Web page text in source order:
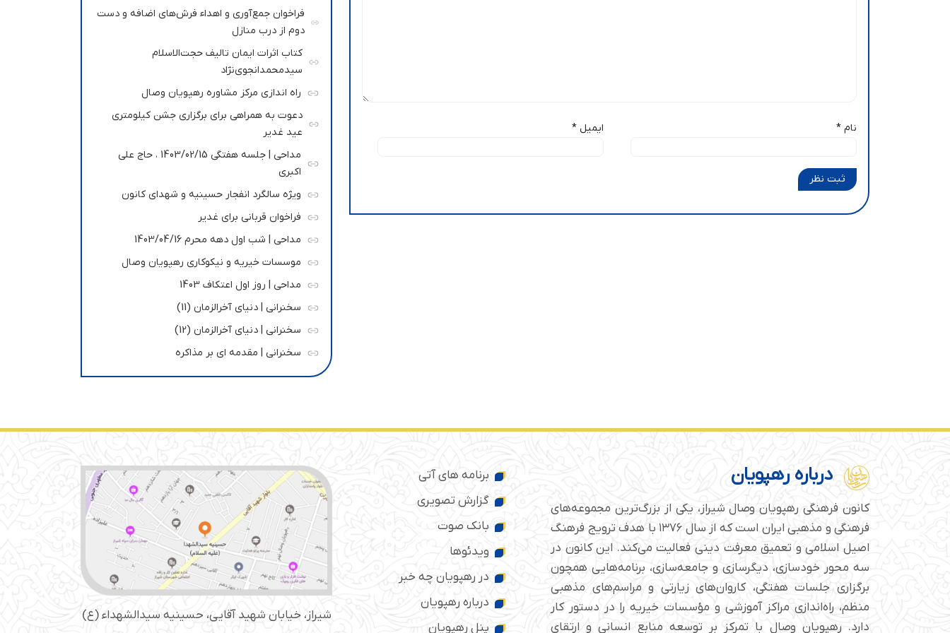
نام * ایمیل *
ثبت نظر
فراخوان جمع‌آوری و اهداء فرش‌های اضافه و دست
دوم از درب منازل
کتاب اثرات ایمان تالیف حجت‌الاسلام
سیدمحمدانجوی‌نژاد
راه اندازی مرکز مشاوره رهپویان وصال
دعوت به همراهی برای برگزاری جشن کیلومتری
عید غدیر
مداحی | جلسه هفتگی 1403/02/15 ، حاج علی
اکبری
ویژه سالگرد انفجار حسینیه و شهدای کانون
فراخوان قربانی برای غدیر
مداحی | شب اول دهه محرم 1403/04/16
موسسات خیریه و نیکوکاری رهپویان وصال
مداحی | روز اول اعتکاف 1403
سخنرانی | دنیای آخرالزمان (11)
سخنرانی | دنیای آخرالزمان (12)
سخنرانی | مقدمه ای بر مذاکره
درباره رهپویان
کانون فرهنگی رهپویان وصال شیراز، یکی از بزرگ‌ترین مجموعه‌های
فرهنگی و مذهبی ایران است که از سال ۱۳۷۶ با هدف ترویج فرهنگ
اصیل اسلامی و تعمیق معرفت دینی فعالیت می‌کند. این کانون در
سه محور خودسازی، دیگرسازی و جامعه‌سازی، برنامه‌هایی همچون
برگزاری جلسات هفتگی، کاروان‌های زیارتی و مراسم‌های مذهبی
منظم، راه‌اندازی مراکز آموزشی و مؤسسات خیریه را در دستور کار
دارد. رهپویان وصال با تمرکز بر توسعه منابع انسانی و ارتقای
برنامه های آتی
گزارش تصویری
بانک صوت
ویدئوها
در رهپویان چه خبر
درباره رهپویان
پنل رهپویان
شیراز، خیابان شهید آقایی، حسینیه سید‌الشهداء (ع)